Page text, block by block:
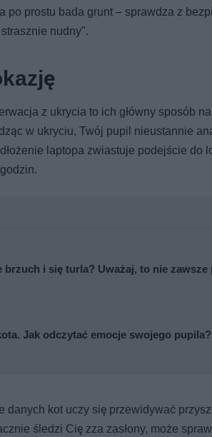
po prostu bada grunt – sprawdza z
nudny".
z ukrycia to ich główny sposób
w ukryciu, Twój pupil nieustannie
laptopa zwiastuje podejście do
brzuch i się turla? Uważaj, to nie zawsze
Jak odczytać emocje swojego pupila?
danych kot uczy się przewidywać
śledzi Cię zza zasłony, może